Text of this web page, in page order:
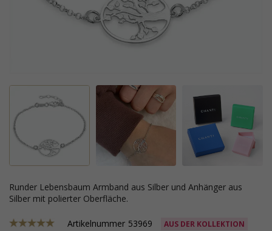
runder Lebensbaum Armband aus Silber und Anhänger aus
Silber mit polierter Oberfläche.
Artikelnummer 53969 AUS DER KOLLEKTION